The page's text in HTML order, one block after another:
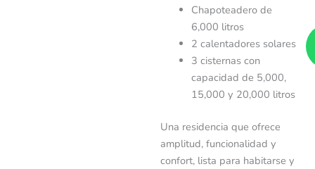
Chapoteadero de
6,000 litros
2 calentadores solares
3 cisternas con
capacidad de 5,000,
15,000 y 20,000 litros
Una residencia que ofrece
amplitud, funcionalidad y
confort, lista para habitarse y